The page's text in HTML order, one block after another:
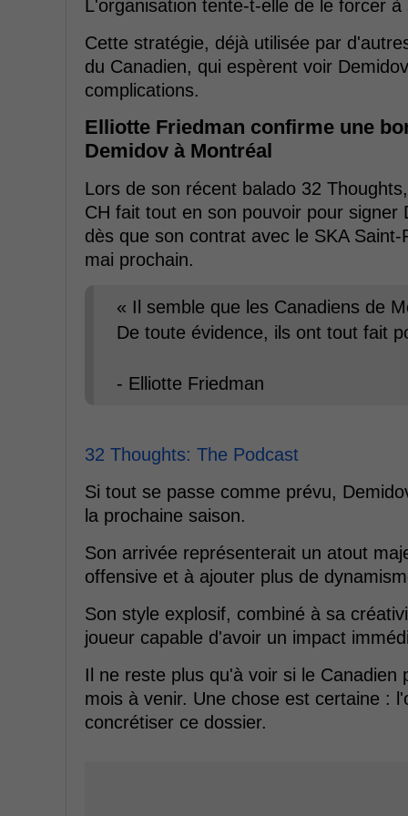
L'organisation tente-t-elle de le forcer
Cette stratégie, déjà utilisée par
du Canadien, qui espèrent voir
complications.
Elliotte Friedman confirme une
Demidov à Montréal
Lors de son récent balado 32
CH fait tout en son pouvoir pour signer
dès que son contrat avec le SKA
mai prochain.
« Il semble que les Canadiens de
De toute évidence, ils ont tout fait
- Elliotte Friedman
32 Thoughts: The Podcast
Si tout se passe comme prévu,
la prochaine saison.
Son arrivée représenterait un atout
offensive et à ajouter plus de
Son style explosif, combiné à sa
joueur capable d'avoir un impact
Il ne reste plus qu'à voir si le
mois à venir. Une chose est certaine :
concrétiser ce dossier.